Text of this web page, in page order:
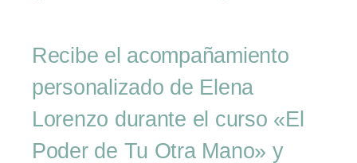
Recibe el acompañamiento
personalizado de Elena
Lorenzo durante el curso «El
Poder de Tu Otra Mano» y